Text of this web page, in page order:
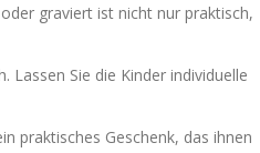
graviert ist nicht nur praktisch,
Lassen Sie die Kinder individuelle
praktisches Geschenk, das ihnen